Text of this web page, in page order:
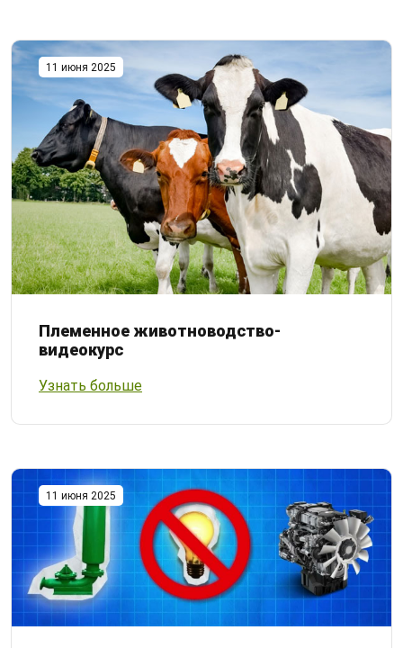
11 июня 2025
Племенное животноводство-
видеокурс
Узнать больше
11 июня 2025